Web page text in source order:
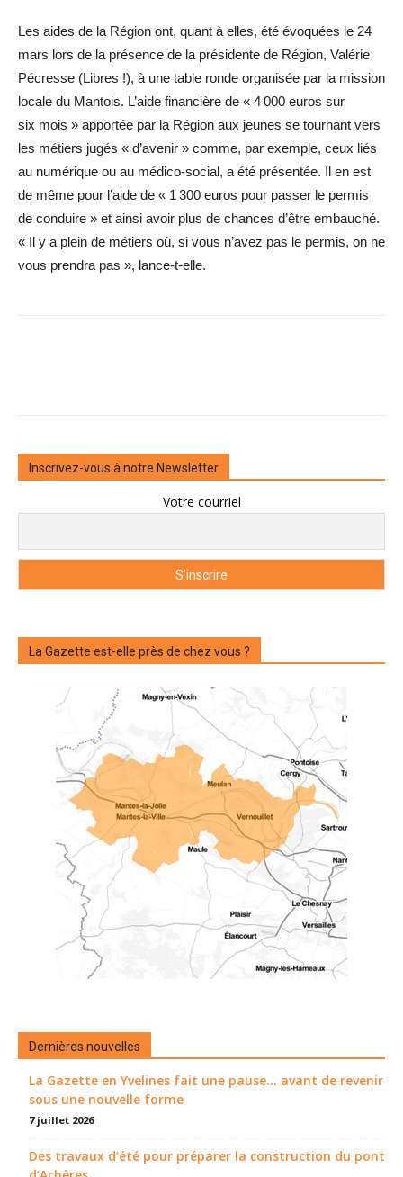
Les aides de la Région ont, quant à elles, été évoquées le 24
mars lors de la présence de la présidente de Région, Valérie
Pécresse (Libres !), à une table ronde organisée par la mission
locale du Mantois. L’aide financière de « 4 000 euros sur
six mois » apportée par la Région aux jeunes se tournant vers
les métiers jugés « d’avenir » comme, par exemple, ceux liés
au numérique ou au médico-social, a été présentée. Il en est
de même pour l’aide de « 1 300 euros pour passer le permis
de conduire » et ainsi avoir plus de chances d’être embauché.
« Il y a plein de métiers où, si vous n’avez pas le permis, on ne
vous prendra pas », lance-t-elle.
Inscrivez-vous à notre Newsletter
Votre courriel
La Gazette est-elle près de chez vous ?
Dernières nouvelles
La Gazette en Yvelines fait une pause... avant de revenir
sous une nouvelle forme
7 juillet 2026
Des travaux d’été pour préparer la construction du pont